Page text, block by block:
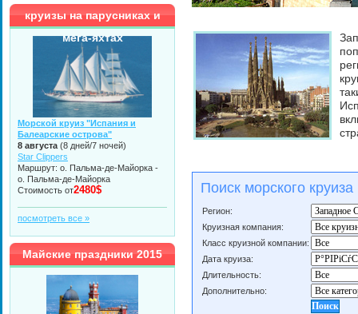
Поиск морского круиза
Регион:
Круизная компания:
Класс круизной компании:
Дата круиза:
Длительность:
Дополнительно:
круизы на парусниках и
мега-яхтах
Морской круиз "Испания и
Балеарские острова"
8 августа (8 дней/7 ночей)
Star Clippers
Маршрут: о. Пальма-де-Майорка -
о. Пальма-де-Майорка
Стоимость от2480$
посмотреть все »
Майские праздники 2015